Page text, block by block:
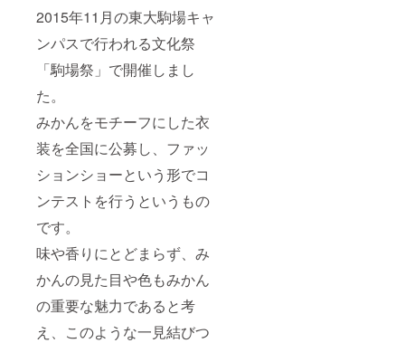
2015年11月の東大駒場キャ
ンパスで行われる文化祭
「駒場祭」で開催しまし
た。
みかんをモチーフにした衣
装を全国に公募し、ファッ
ションショーという形でコ
ンテストを行うというもの
です。
味や香りにとどまらず、み
かんの見た目や色もみかん
の重要な魅力であると考
え、このような一見結びつ